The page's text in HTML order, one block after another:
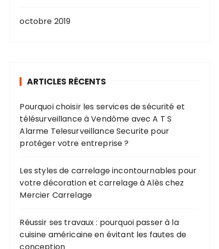
octobre 2019
ARTICLES RÉCENTS
Pourquoi choisir les services de sécurité et
télésurveillance à Vendôme avec A T S
Alarme Telesurveillance Securite pour
protéger votre entreprise ?
Les styles de carrelage incontournables pour
votre décoration et carrelage à Alès chez
Mercier Carrelage
Réussir ses travaux : pourquoi passer à la
cuisine américaine en évitant les fautes de
conception